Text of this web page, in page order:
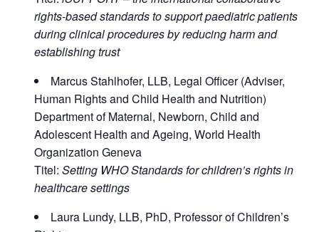
rights-based standards to support paediatric patients
during clinical procedures by reducing harm and
establishing trust
Marcus Stahlhofer, LLB, Legal Officer (Adviser,
Human Rights and Child Health and Nutrition)
Department of Maternal, Newborn, Child and
Adolescent Health and Ageing, World Health
Organization Geneva
Titel: Setting WHO Standards for children’s rights in
healthcare settings
Laura Lundy, LLB, PhD, Professor of Children’s